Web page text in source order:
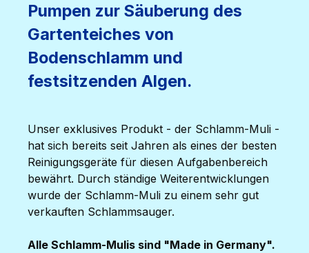
Pumpen zur Säuberung des
Gartenteiches von
Bodenschlamm und
festsitzenden Algen.
Unser exklusives Produkt - der Schlamm-Muli -
hat sich bereits seit Jahren als eines der besten
Reinigungsgeräte für diesen Aufgabenbereich
bewährt. Durch ständige Weiterentwicklungen
wurde der Schlamm-Muli zu einem sehr gut
verkauften Schlammsauger.
Alle Schlamm-Mulis sind "Made in Germany".